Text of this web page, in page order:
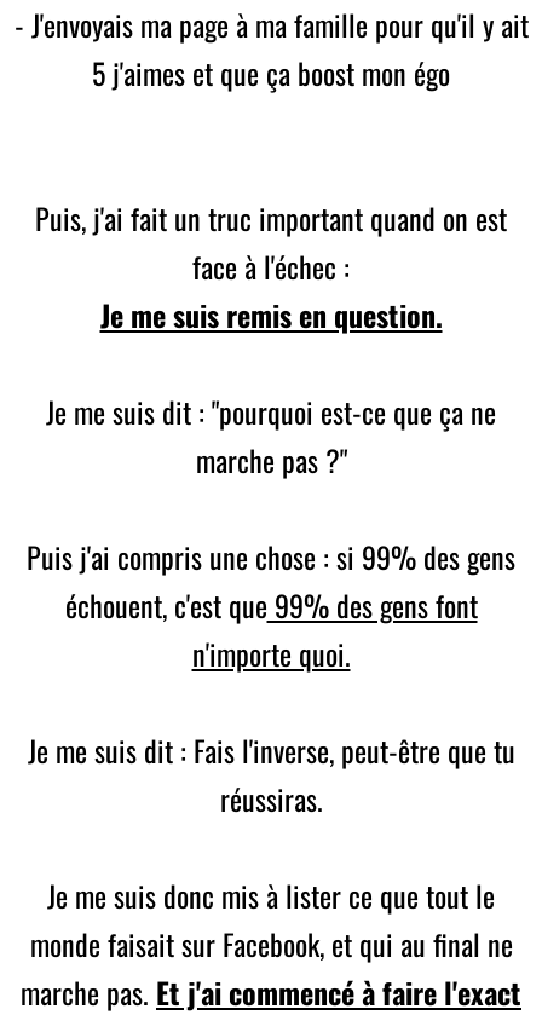
- J'envoyais ma page à ma famille pour qu'il y ait
5 j'aimes et que ça boost mon égo
Puis, j'ai fait un truc important quand on est
face à l'échec :
Je me suis remis en question.
Je me suis dit : "pourquoi est-ce que ça ne
marche pas ?"
Puis j'ai compris une chose : si 99% des gens
échouent, c'est que 99% des gens font
n'importe quoi.
Je me suis dit : Fais l'inverse, peut-être que tu
réussiras.
Je me suis donc mis à lister ce que tout le
monde faisait sur Facebook, et qui au final ne
marche pas. Et j'ai commencé à faire l'exact